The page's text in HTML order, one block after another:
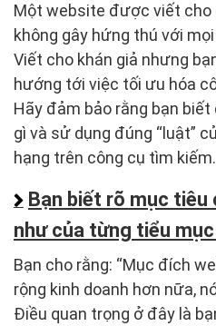
Một website được viết cho
không gây hứng thú với
Viết cho khán giả nhưng
hướng tới việc tối ưu hóa
Hãy đảm bảo rằng bạn
gì và sử dụng đúng “luật”
hạng trên công cụ tìm kiếm.
Bạn biết rõ mục tiêu
như của từng tiểu
Bạn cho rằng: “Mục đích
rộng kinh doanh hơn nữa,
Điều quan trọng ở đây là